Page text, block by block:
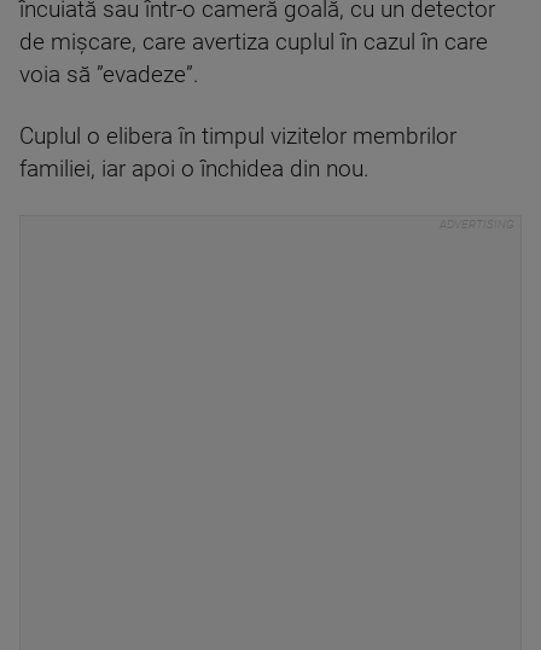
încuiată sau într-o cameră goală, cu un detector
de mişcare, care avertiza cuplul în cazul în care
voia să ”evadeze”.
Cuplul o elibera în timpul vizitelor membrilor
familiei, iar apoi o închidea din nou.